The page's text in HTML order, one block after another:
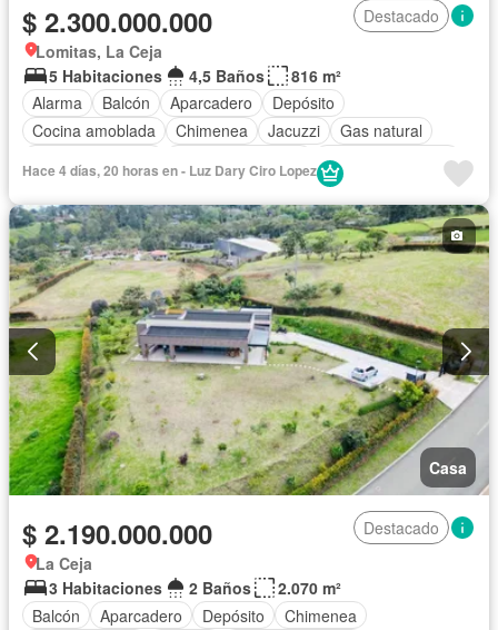
$ 2.300.000.000
Destacado
Lomitas, La Ceja
5 Habitaciones
4,5 Baños
816 m²
Alarma
Balcón Aparcadero
Depósito
Cocina amoblada
Chimenea Jacuzzi
Gas natural
Cuarto de servicio
Hace 4 días, 20 horas en - Luz Dary Ciro Lopez
Casa
$ 2.190.000.000
Destacado
La Ceja
3 Habitaciones
2 Baños
2.070 m²
Balcón
Aparcadero Depósito
Chimenea